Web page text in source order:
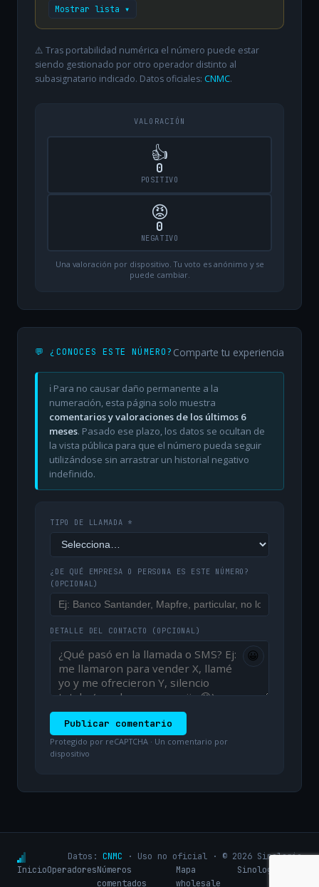
Mostrar lista ▾
⚠️ Tras portabilidad numérica el número puede estar
siendo gestionado por otro operador distinto al
subasignatario indicado. Datos oficiales: CNMC.
VALORACIÓN
👍
0
POSITIVO
😡
0
NEGATIVO
Una valoración por dispositivo. Tu voto es anónimo y se
puede cambiar.
💬 ¿CONOCES ESTE NÚMERO? Comparte tu experiencia
ℹ️ Para no causar daño permanente a la
numeración, esta página solo muestra
comentarios y valoraciones de los últimos 6
meses. Pasado ese plazo, los datos se ocultan de
la vista pública para que el número pueda seguir
utilizándose sin arrastrar un historial negativo
indefinido.
TIPO DE LLAMADA *
¿DE QUÉ EMPRESA O PERSONA ES ESTE NÚMERO?
(OPCIONAL)
DETALLE DEL CONTACTO (OPCIONAL)
😀
Publicar comentario
Protegido por reCAPTCHA · Un comentario por
dispositivo
Datos: CNMC · Uso no oficial · © 2026 Sinologic
InicioOperadoresNúmeros
comentados
Mapa
wholesale
Sinologic.net